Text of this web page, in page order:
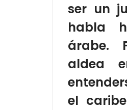
ser un
habla
árabe.
aldea
el